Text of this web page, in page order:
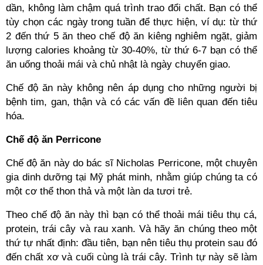
dần, không làm chậm quá trình trao đổi chất. Bạn có thể
tùy chọn các ngày trong tuần để thực hiện, ví dụ: từ thứ
2 đến thứ 5 ăn theo chế độ ăn kiêng nghiêm ngặt, giảm
lượng calories khoảng từ 30-40%, từ thứ 6-7 bạn có thể
ăn uống thoải mái và chủ nhật là ngày chuyển giao.
Chế độ ăn này không nên áp dụng cho những người bị
bệnh tim, gan, thận và có các vấn đề liên quan đến tiêu
hóa.
Chế độ ăn Perricone
Chế độ ăn này do bác sĩ Nicholas Perricone, một chuyên
gia dinh dưỡng tại Mỹ phát minh, nhằm giúp chúng ta có
một cơ thể thon thả và một làn da tươi trẻ.
Theo chế độ ăn này thì bạn có thể thoải mái tiêu thụ cá,
protein, trái cây và rau xanh. Và hãy ăn chúng theo một
thứ tự nhất định: đầu tiên, bạn nên tiêu thụ protein sau đó
đến chất xơ và cuối cùng là trái cây. Trình tự này sẽ làm